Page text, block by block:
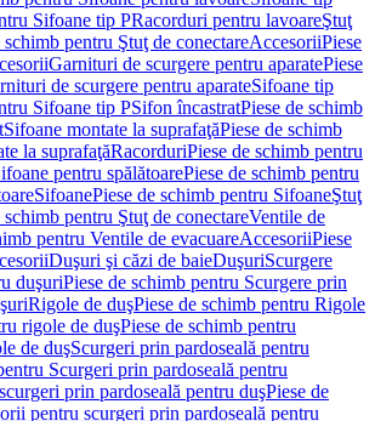
Sifoane tip PRacorduri pentru lavoareŞtuţ
schimb pentru Ştuţ de conectareAccesoriiPiese
Garnituri de scurgere pentru aparatePiese
de scurgere pentru aparateSifoane tip
Sifoane tip PSifon încastratPiese de schimb
Sifoane montate la suprafaţăPiese de schimb
la suprafaţăRacorduriPiese de schimb pentru
pentru spălătoarePiese de schimb pentru
SifoanePiese de schimb pentru SifoaneŞtuţ
schimb pentru Ştuţ de conectareVentile de
pentru Ventile de evacuareAccesoriiPiese
Duşuri şi căzi de baieDuşuriScurgere
duşuriPiese de schimb pentru Scurgere prin
Rigole de duşPiese de schimb pentru Rigole
rigole de duşPiese de schimb pentru
de duşScurgeri prin pardoseală pentru
Scurgeri prin pardoseală pentru
prin pardoseală pentru duşPiese de
pentru scurgeri prin pardoseală pentru